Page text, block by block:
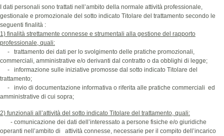
I dati personali sono trattati nell’ambito della normale attività professionale,
gestionale e promozionale del sotto indicato Titolare del trattamento secondo le
seguenti finalità :
1) finalità strettamente connesse e strumentali alla gestione del rapporto
professionale, quali:
- trattamento dei dati per lo svolgimento delle pratiche promozionali,
commerciali, amministrative e/o derivanti dal contratto o da obblighi di legge;
- informazione sulle iniziative promosse dal sotto indicato Titolare del
trattamento;
- invio di documentazione informativa o riferita alle pratiche commerciali ed
amministrative di cui sopra;
2) funzionali all’attività del sotto indicato Titolare del trattamento, quali:
- comunicazione dei dati dell’interessato a persone fisiche e/o giuridiche
operanti nell’ambito di attività connesse, necessarie per il compito dell’incarico